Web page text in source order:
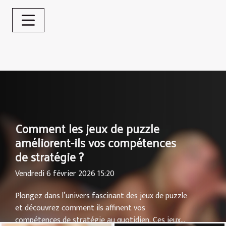
Comment les jeux de puzzle
améliorent-ils vos compétences
de stratégie ?
Vendredi 6 février 2026 15:20
Plongez dans l’univers fascinant des jeux de puzzle
et découvrez comment ils affinent vos
compétences de stratégie au quotidien. Ces jeux